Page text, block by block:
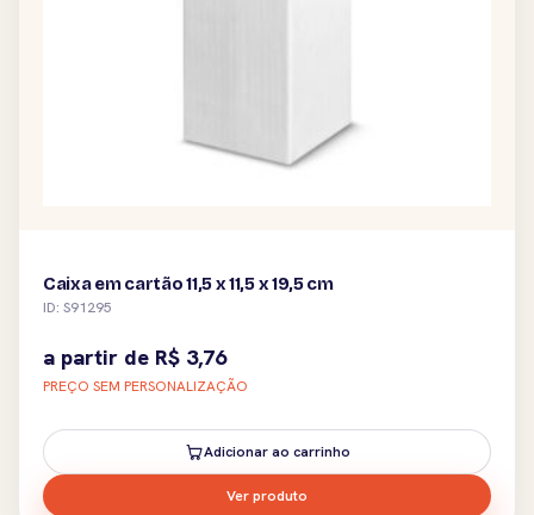
Caixa em cartão 11,5 x 11,5 x 19,5 cm
ID: S91295
a partir de R$ 3,76
PREÇO SEM PERSONALIZAÇÃO
Adicionar ao carrinho
Ver produto